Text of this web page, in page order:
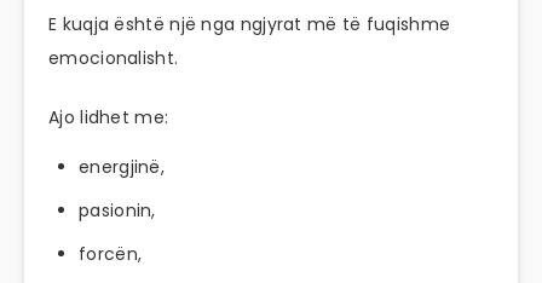
E kuqja është një nga ngjyrat më të fuqishme
emocionalisht.
Ajo lidhet me:
energjinë,
pasionin,
forcën,